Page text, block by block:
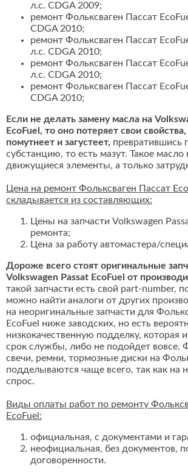
л.с. CDGA 2009;
ремонт Фольксваген Пассат
CDGA 2010;
ремонт Фольксваген Пассат
л.с. CDGA 2010;
ремонт Фольксваген Пассат
л.с. CDGA 2010;
ремонт Фольксваген Пассат
CDGA 2010;
Если не делать замену масла на
EcoFuel, то оно потеряет свои
помутнеет и загустеет, превратившись
субстанцию, то есть мазут. Такое масло
движущиеся элементы, а только
Цена на ремонт Фольксваген Пассат
складывается из составляющих:
Цены на запчасти Volkswagen
ремонта;
Цена за работу автомастера/
Дороже всего стоят оригинальные
Volkswagen Passat EcoFuel от
такой запчасти есть свой part-number,
можно найти аналоги от других
на неоригинальные запчасти для
EcoFuel ниже заводских, но есть
низкокачественную подделку, которая
срок службы, либо не подойдет вовсе.
свечи, ремни, тормозные диски на
подделываются чаще всего, так как на
спрос.
Виды оплаты работ по ремонту
EcoFuel:
официальная, с документами и
неофициальная, без документов,
договоренности.